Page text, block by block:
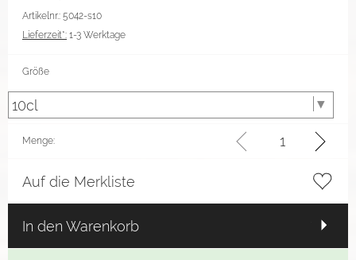
Artikelnr.: 5042-s10
Lieferzeit*: 1-3 Werktage
Größe
Menge:
Auf die Merkliste
In den Warenkorb